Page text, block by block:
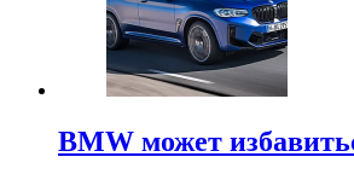
BMW может